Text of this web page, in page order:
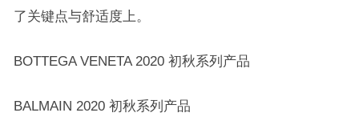
了关键点与舒适度上。
BOTTEGA VENETA 2020 初秋系列产品
BALMAIN 2020 初秋系列产品